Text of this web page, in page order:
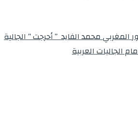
المغربي محمد الفايد ” أحرجت ” الجالية
الجاليات العربية